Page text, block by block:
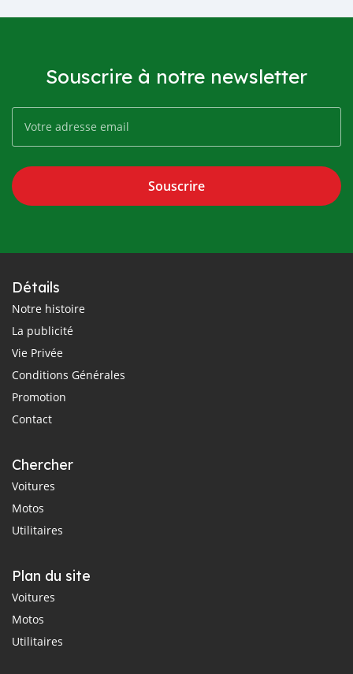
Souscrire à notre newsletter
Souscrire
Détails
Notre histoire
La publicité
Vie Privée
Conditions Générales
Promotion
Contact
Chercher
Voitures
Motos
Utilitaires
Plan du site
Voitures
Motos
Utilitaires